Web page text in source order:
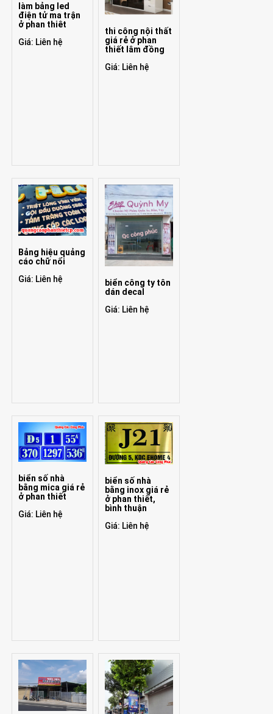
làm bảng led
điện tử ma trận
ở phan thiêt
Giá: Liên hệ
thi công nội thất
giá rẻ ở phan
thiết lâm đồng
Giá: Liên hệ
Bảng hiệu quảng
cáo chữ nổi
Giá: Liên hệ
biển công ty tôn
dán decal
Giá: Liên hệ
biển số nhà
bằng mica giá rẻ
ở phan thiết
Giá: Liên hệ
biển số nhà
bằng inox giá rẻ
ở phan thiết,
bình thuận
Giá: Liên hệ